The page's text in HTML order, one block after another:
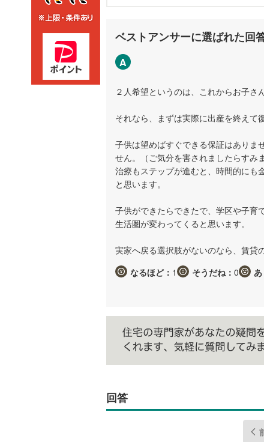
ベストアンサーに選ばれた回
A
２人希望というのは、これからお子さ
それなら、まずは実際に出産を終えて
子供は望めばすぐできる保証はありま
せん。（ご気分を害されましたらすみ
治療もステップが進むと、時間的にも
と思います。
子供ができたらできたで、学区や子育
生活圏が変わってくると思います。
実家へ戻る選択肢がないのなら、賃貸
なるほど： 1 そうだね： 0
回答